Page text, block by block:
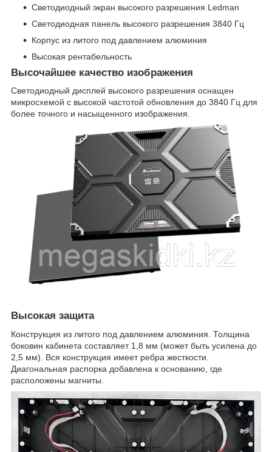
Светодиодный экран высокого разрешения Ledman
Светодиодная панель высокого разрешения 3840 Гц
Корпус из литого под давлением алюминия
Высокая рентабельность
Высочайшее качество изображения
Светодиодный дисплей высокого разрешения оснащен
микросхемой с высокой частотой обновления до 3840 Гц для
более точного и насыщенного изображения.
Высокая защита
Конструкция из литого под давлением алюминия. Толщина
боковин кабинета составляет 1,8 мм (может быть усилена до
2,5 мм). Вся конструкция имеет ребра жесткости.
Диагональная распорка добавлена к основанию, где
расположены магниты.